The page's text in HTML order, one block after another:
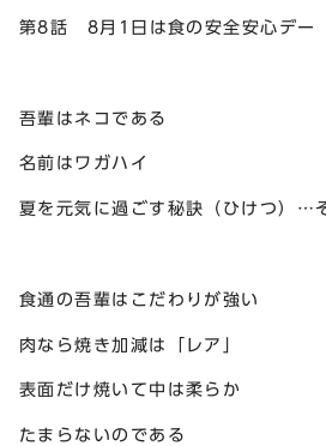
第8話 8月1日は食の安全安心デー
吾輩はネコである
名前はワガハイ
夏を元気に過ごす秘訣（ひけつ）…
食通の吾輩はこだわりが強い
肉なら焼き加減は「レア」
表面だけ焼いて中は柔らか
たまらないのである